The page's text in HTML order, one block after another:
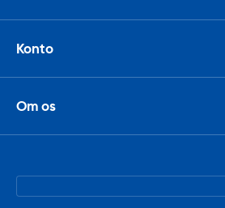
Konto
Om os